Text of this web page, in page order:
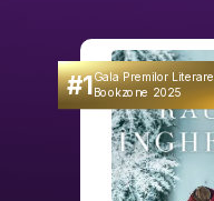
#1Gala Premilor Literare
Bookzone 2025